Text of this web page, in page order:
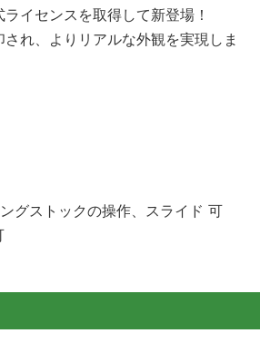
イセンスを取得して新登場！
れ、よりリアルな外観を実現しま
グストックの操作、スライド 可